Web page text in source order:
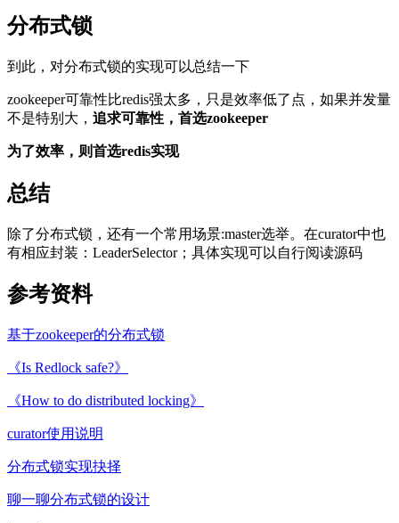
分布式锁
到此，对分布式锁的实现可以总结一下
zookeeper可靠性比redis强太多，只是效率低了点，如果并发量
不是特别大， 追求可靠性，首选zookeeper
为了效率，则首选redis实现
总结
除了分布式锁，还有一个常用场景:master选举。在curator中也
有相应封装：LeaderSelector；具体实现可以自行阅读源码
参考资料
基于zookeeper的分布式锁
《Is Redlock safe?》
《How to do distributed locking》
curator使用说明
分布式锁实现抉择
聊一聊分布式锁的设计